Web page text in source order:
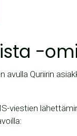
-
avulla Quriirin
viestien